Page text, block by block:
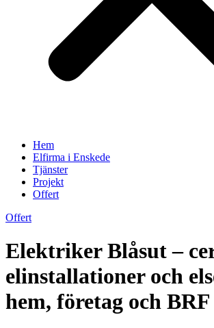
Hem
Elfirma i Enskede
Tjänster
Projekt
Offert
Offert
Elektriker Blåsut –
elinstallationer och
hem, företag och BRF